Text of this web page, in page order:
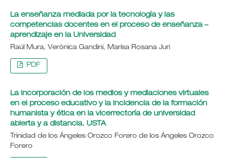
La enseñanza mediada por la tecnología y las
competencias docentes en el proceso de enseñanza –
aprendizaje en la Universidad
Raúl Mura, Verónica Gandini, Marisa Rosana Juri
PDF
La incorporación de los medios y mediaciones virtuales
en el proceso educativo y la incidencia de la formación
humanista y ética en la vicerrectoría de universidad
abierta y a distancia. USTA
Trinidad de los Ángeles Orozco Forero de los Ángeles Orozco
Forero